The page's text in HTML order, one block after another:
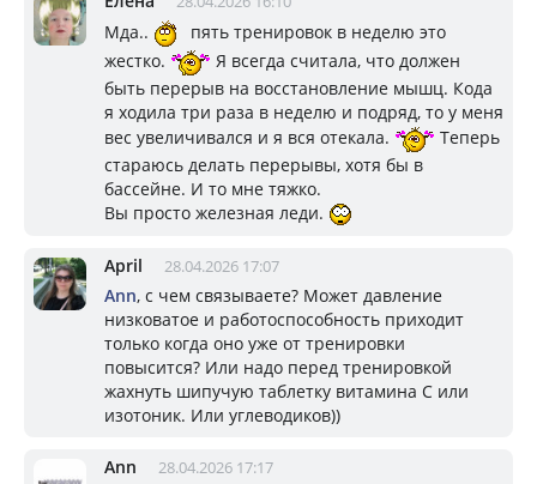
Мда..
пять тренировок в неделю это
жестко.
Я всегда считала, что должен
быть перерыв на восстановление мышц. Кода
я ходила три раза в неделю и подряд, то у меня
вес увеличивался и я вся отекала.
Теперь
стараюсь делать перерывы, хотя бы в
бассейне. И то мне тяжко.
Вы просто железная леди.
April 28.04.2026 17:07
Ann, с чем связываете? Может давление
низковатое и работоспособность приходит
только когда оно уже от тренировки
повысится? Или надо перед тренировкой
жахнуть шипучую таблетку витамина С или
изотоник. Или углеводиков))
Ann 28.04.2026 17:17